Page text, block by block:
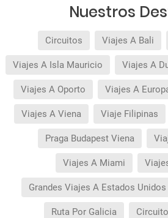
Nuestros
Circuitos Viajes A Bali
Viajes A Isla Mauricio Viajes A
Viajes A Oporto Viajes A
Viajes A Viena Viaje Filipinas
Praga Budapest Viena
Viajes A Miami
Grandes Viajes A Estados Unidos
Ruta Por Galicia